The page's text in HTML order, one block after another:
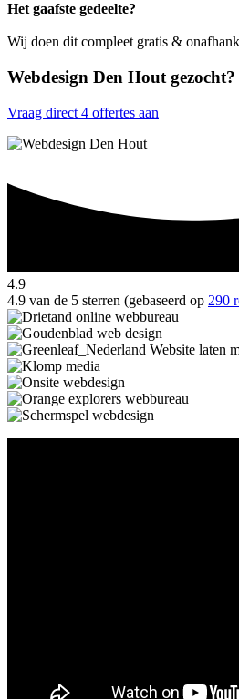
Het gaafste gedeelte?
Wij doen dit compleet gratis &
Webdesign Den Hout gezocht?
Vraag direct 4 offertes aan
4.9
4.9 van de 5 sterren (gebaseerd op 290